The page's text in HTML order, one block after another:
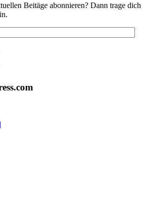
Beitäge abonnieren? Dann trage dich